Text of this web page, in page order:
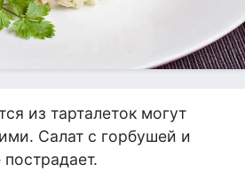
из тарталеток могут
Салат с горбушей и